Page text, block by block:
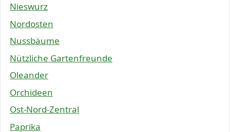
Nieswurz
Nordosten
Nussbäume
Nützliche Gartenfreunde
Oleander
Orchideen
Ost-Nord-Zentral
Paprika